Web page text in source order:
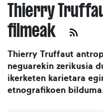
Thierry
filmeak
Thierry Truffaut
neguarekin zerikusia
ikerketen karietara
etnografikoen